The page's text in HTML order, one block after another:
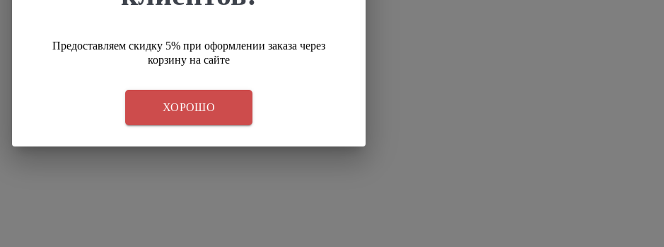
Предоставляем скидку 5% при оформлении заказа через
корзину на сайте
ХОРОШО